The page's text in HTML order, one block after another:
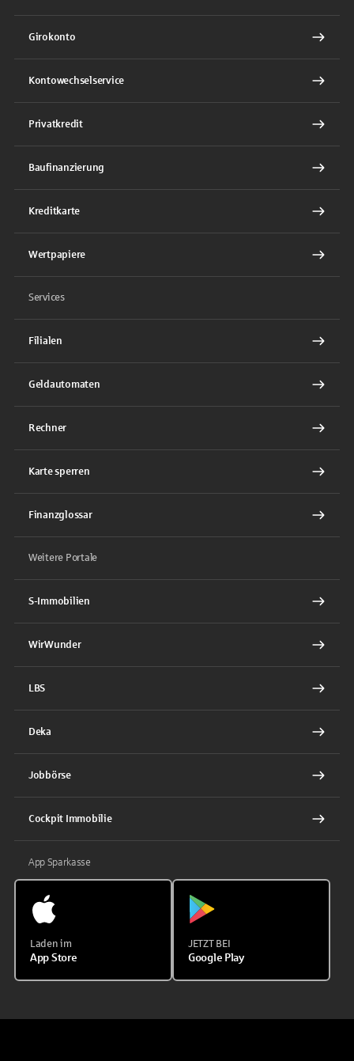
Girokonto
Kontowechselservice
Privatkredit
Baufinanzierung
Kreditkarte
Wertpapiere
Services
Filialen
Geldautomaten
Rechner
Karte sperren
Finanzglossar
Weitere Portale
S-Immobilien
WirWunder
LBS
Deka
Jobbörse
Cockpit Immobilie
App Sparkasse
Laden im
App Store
JETZT BEI
Google Play